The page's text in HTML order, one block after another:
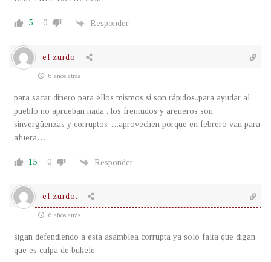
5 0 Responder
el zurdo
6 años atrás
para sacar dinero para ellos mismos si son rápidos..para ayudar al
pueblo no aprueban nada ..los frentudos y areneros son
sinvergüenzas y corruptos….aprovechen porque en febrero van para
afuera…
15 0 Responder
el zurdo.
6 años atrás
sigan defendiendo a esta asamblea corrupta ya solo falta que digan
que es culpa de bukele